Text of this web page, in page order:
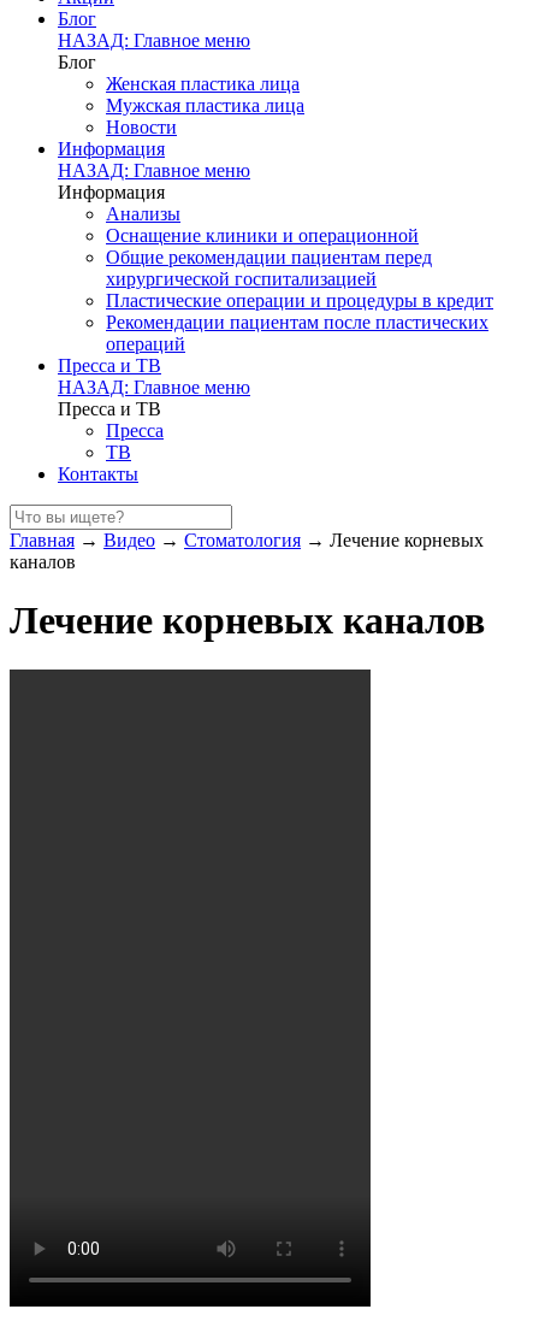
Блог
НАЗАД: Главное меню
Блог
Женская пластика лица
Мужская пластика лица
Новости
Информация
НАЗАД: Главное меню
Информация
Анализы
Оснащение клиники и операционной
Общие рекомендации пациентам перед
хирургической госпитализацией
Пластические операции и процедуры в кредит
Рекомендации пациентам после пластических
операций
Пресса и ТВ
НАЗАД: Главное меню
Пресса и ТВ
Пресса
ТВ
Контакты
Главная → Видео → Стоматология → Лечение корневых
каналов
Лечение корневых каналов